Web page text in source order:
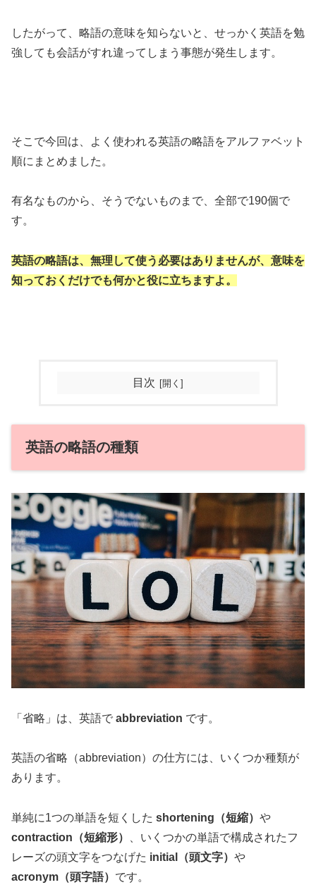
したがって、略語の意味を知らないと、せっかく英語を勉
強しても会話がすれ違ってしまう事態が発生します。
そこで今回は、よく使われる英語の略語をアルファベット
順にまとめました。
有名なものから、そうでないものまで、全部で190個で
す。
英語の略語は、無理して使う必要はありませんが、意味を
知っておくだけでも何かと役に立ちますよ。
目次
英語の略語の種類
「省略」は、英語で abbreviation です。
英語の省略（abbreviation）の仕方には、いくつか種類が
あります。
単純に1つの単語を短くした shortening（短縮） や
contraction（短縮形）
、いくつかの単語で構成されたフ
レーズの頭文字をつなげた initial（頭文字） や
acronym（頭字語） です。